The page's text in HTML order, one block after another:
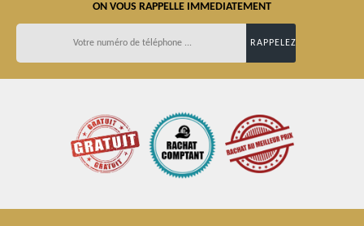
ON VOUS RAPPELLE IMMEDIATEMENT